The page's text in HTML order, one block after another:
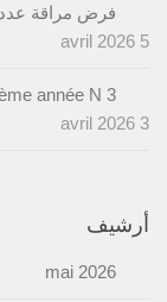
فرض مراقة عدد 3 في دراسة النص السنة السابعة
5 avril 2026
année N 3
3 avril 2026
أرشيف
mai 2026